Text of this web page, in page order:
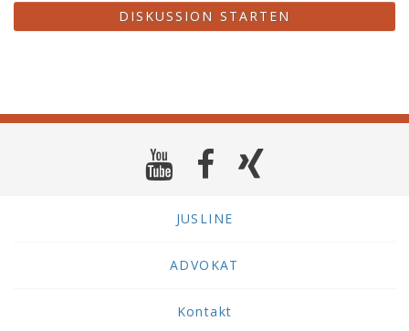
DISKUSSION STARTEN
JUSLINE
ADVOKAT
Kontakt